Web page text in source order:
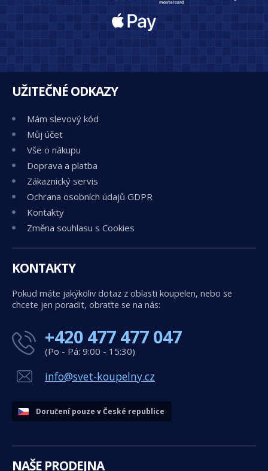
UŽITEČNÉ ODKAZY
Mám slevový kód
Můj účet
Vše o nákupu
Doprava a platba
Zákaznický servis
Ochrana osobních údajů GDPR
Kontakty
Změna souhlasu s Cookies
KONTAKTY
Pokud máte jakýkoliv dotaz z oblasti koupelen, nebo se
chcete jen poradit, obraťte se na nás:
+420 477 477 047
(Po - Pá: 9:00 - 15:30)
info@svet-koupelny.cz
Doručení pouze v České republice
NAŠE PRODEJNA